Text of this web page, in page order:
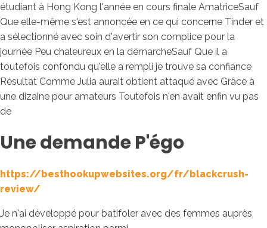
étudiant à Hong Kong l'année en cours finale AmatriceSauf
Que elle-même s'est annoncée en ce qui concerne Tinder et
a sélectionné avec soin d'avertir son complice pour la
journée Peu chaleureux en la démarcheSauf Que il a
toutefois confondu qu'elle a rempli je trouve sa confiance
Résultat Comme Julia aurait obtient attaqué avec Grâce à
une dizaine pour amateurs Toutefois n'en avait enfin vu pas
de
Une demande P'égo
https://besthookupwebsites.org/fr/blackcrush-
review/
Je n'ai développé pour batifoler avec des femmes auprès